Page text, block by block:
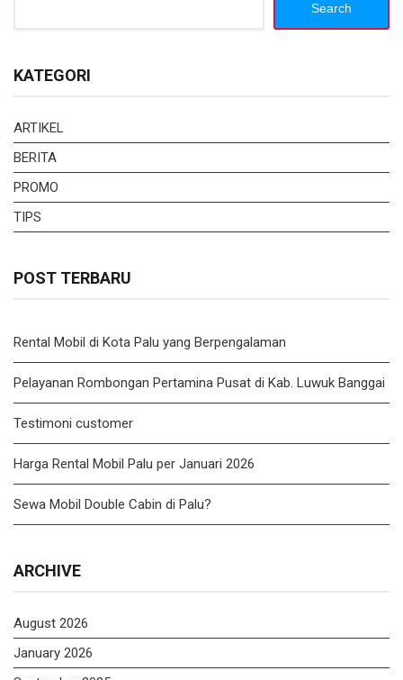
Search
KATEGORI
ARTIKEL
BERITA
PROMO
TIPS
POST TERBARU
Rental Mobil di Kota Palu yang Berpengalaman
Pelayanan Rombongan Pertamina Pusat di Kab. Luwuk Banggai
Testimoni customer
Harga Rental Mobil Palu per Januari 2026
Sewa Mobil Double Cabin di Palu?
ARCHIVE
August 2026
January 2026